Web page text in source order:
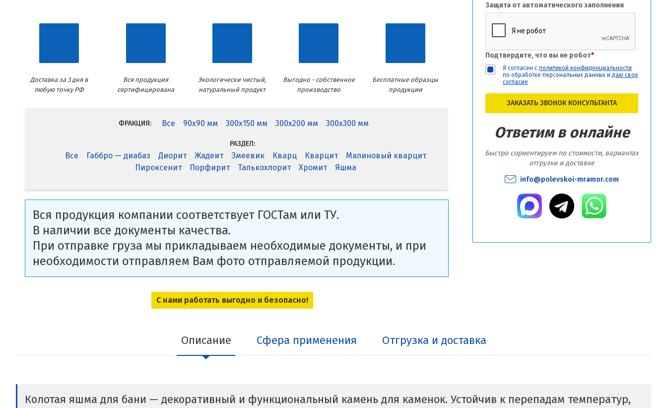
Защита от автоматического заполнения
Подтвердите, что вы не робот*
Я согласен с политикой конфиденциальности
по обработке персональных данных и даю свое
согласие
ЗАКАЗАТЬ ЗВОНОК КОНСУЛЬТАНТА
Ответим в онлайне
Быстро сориентируем по стоимости, вариантах
отгрузки и доставке
info@polevskoi-mramor.com
Доставка за 3 дня в
любую точку РФ
Вся продукция
сертифицирована
Экологически чистый,
натуральный продукт
Выгодно - собственное
производство
Бесплатные образцы
продукции
ФРАКЦИЯ: Все 90x90 мм 300x150 мм 300x200 мм 300x300 мм
РАЗДЕЛ:
Все Габбро — диабаз Диорит Жадеит Змеевик Кварц Кварцит
Малиновый кварцит
Пироксенит
Порфирит Талькохлорит Хромит Яшма
Вся продукция компании соответствует ГОСТам или ТУ.
В наличии все документы качества.
При отправке груза мы прикладываем необходимые документы, и при
необходимости отправляем Вам фото отправляемой продукции.
С нами работать выгодно и безопасно!
Описание Сфера применения Отгрузка и доставка
Колотая яшма для бани — декоративный и функциональный камень для каменок. Устойчив к перепадам температур,